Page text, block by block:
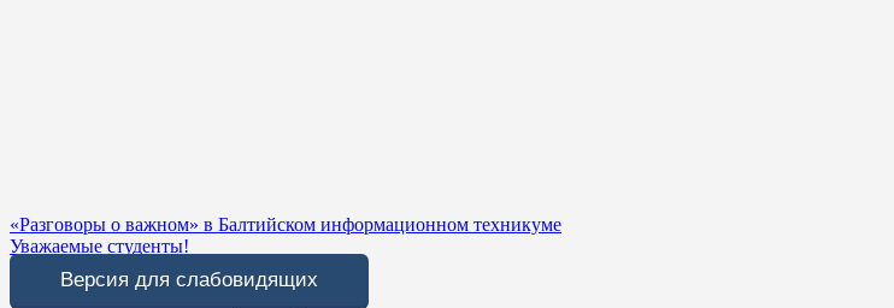
Навигация
по
записям
«Разговоры о важном» в Балтийском информационном техникуме
Уважаемые студенты!
Версия для слабовидящих